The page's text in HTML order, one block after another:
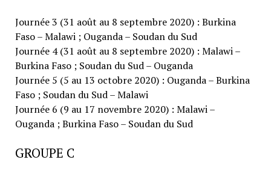
Journée 3 (31 août au 8 septembre 2020) : Burkina
Faso – Malawi ; Ouganda – Soudan du Sud
Journée 4 (31 août au 8 septembre 2020) : Malawi –
Burkina Faso ; Soudan du Sud – Ouganda
Journée 5 (5 au 13 octobre 2020) : Ouganda – Burkina
Faso ; Soudan du Sud – Malawi
Journée 6 (9 au 17 novembre 2020) : Malawi –
Ouganda ; Burkina Faso – Soudan du Sud
GROUPE C